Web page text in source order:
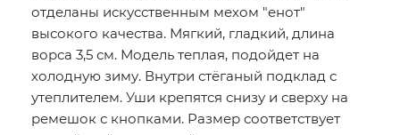
отделаны искусственным мехом "енот"
высокого качества. Мягкий, гладкий, длина
ворса 3,5 см. Модель теплая, подойдет на
холодную зиму. Внутри стёганый подклад с
утеплителем. Уши крепятся снизу и сверху на
ремешок с кнопками. Размер соответствует